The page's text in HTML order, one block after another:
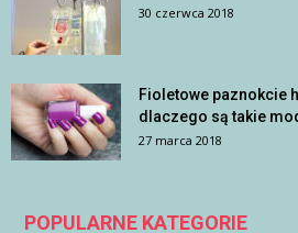
30 czerwca 2018
Fioletowe paznokcie
dlaczego są takie
27 marca 2018
POPULARNE KATEGORIE